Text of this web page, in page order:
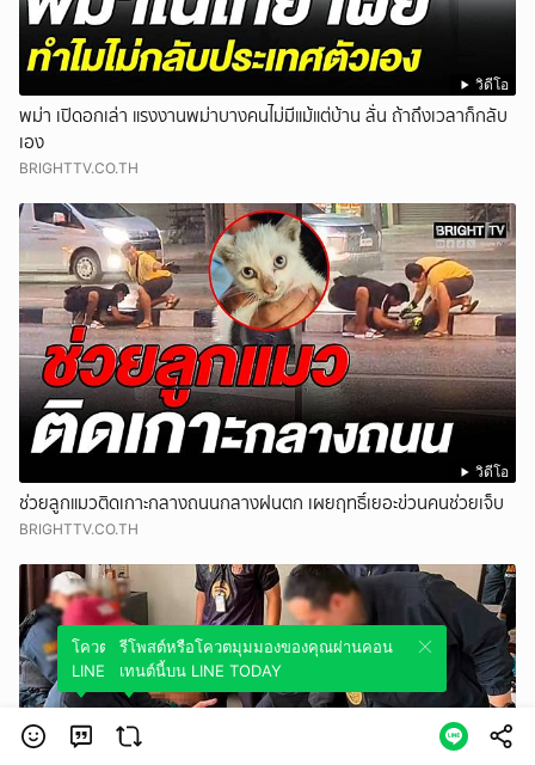
วิดีโอ
พม่า เปิดอกเล่า แรงงานพม่าบางคนไม่มีแม้แต่บ้าน ลั่น ถ้าถึงเวลาก็กลับ
เอง
BRIGHTTV.CO.TH
วิดีโอ
ช่วยลูกแมวติดเกาะกลางถนนกลางฝนตก เผยฤทธิ์เยอะข่วนคนช่วยเจ็บ
BRIGHTTV.CO.TH
โควตมุมมองของคุณผ่านคอนเทนต์นี้บน
LINE TODAY
รีโพสต์หรือโควตมุมมองของคุณผ่านคอน
เทนต์นี้บน LINE TODAY